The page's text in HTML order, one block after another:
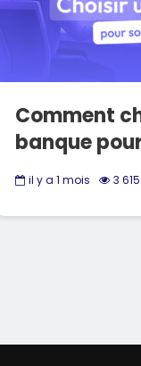
Comment
banque
il y a 1 mois 3